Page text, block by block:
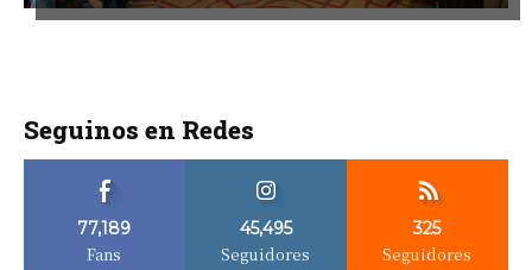
Seguinos en Redes
77,189
Fans
45,495
Seguidores
325
Seguidores